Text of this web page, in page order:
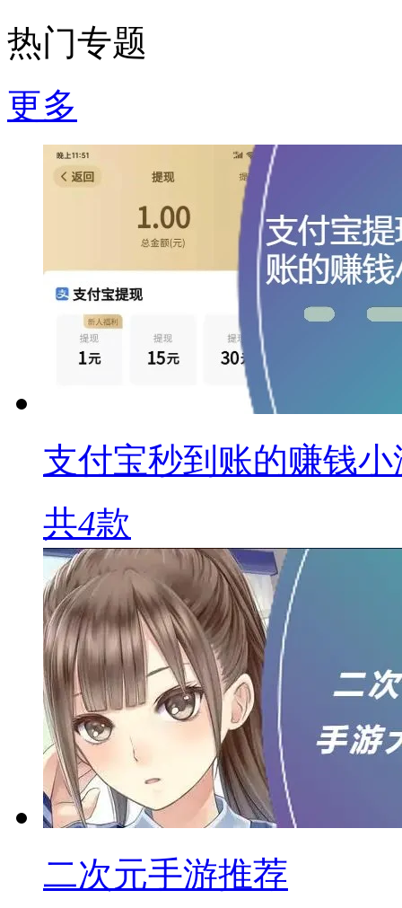
热门专题
更多
支付宝秒到账的赚钱小
共4款
二次元手游推荐